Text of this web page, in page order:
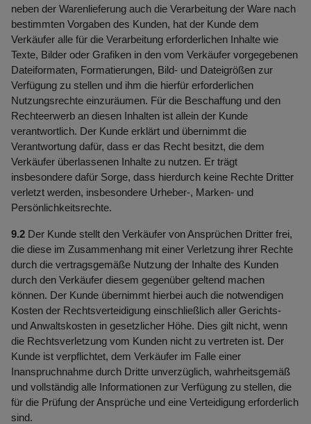
neben der Warenlieferung auch die Verarbeitung der Ware nach
bestimmten Vorgaben des Kunden, hat der Kunde dem
Verkäufer alle für die Verarbeitung erforderlichen Inhalte wie
Texte, Bilder oder Grafiken in den vom Verkäufer vorgegebenen
Dateiformaten, Formatierungen, Bild- und Dateigrößen zur
Verfügung zu stellen und ihm die hierfür erforderlichen
Nutzungsrechte einzuräumen. Für die Beschaffung und den
Rechteerwerb an diesen Inhalten ist allein der Kunde
verantwortlich. Der Kunde erklärt und übernimmt die
Verantwortung dafür, dass er das Recht besitzt, die dem
Verkäufer überlassenen Inhalte zu nutzen. Er trägt
insbesondere dafür Sorge, dass hierdurch keine Rechte Dritter
verletzt werden, insbesondere Urheber-, Marken- und
Persönlichkeitsrechte.
9.2 Der Kunde stellt den Verkäufer von Ansprüchen Dritter frei,
die diese im Zusammenhang mit einer Verletzung ihrer Rechte
durch die vertragsgemäße Nutzung der Inhalte des Kunden
durch den Verkäufer diesem gegenüber geltend machen
können. Der Kunde übernimmt hierbei auch die notwendigen
Kosten der Rechtsverteidigung einschließlich aller Gerichts-
und Anwaltskosten in gesetzlicher Höhe. Dies gilt nicht, wenn
die Rechtsverletzung vom Kunden nicht zu vertreten ist. Der
Kunde ist verpflichtet, dem Verkäufer im Falle einer
Inanspruchnahme durch Dritte unverzüglich, wahrheitsgemäß
und vollständig alle Informationen zur Verfügung zu stellen, die
für die Prüfung der Ansprüche und eine Verteidigung erforderlich
sind.